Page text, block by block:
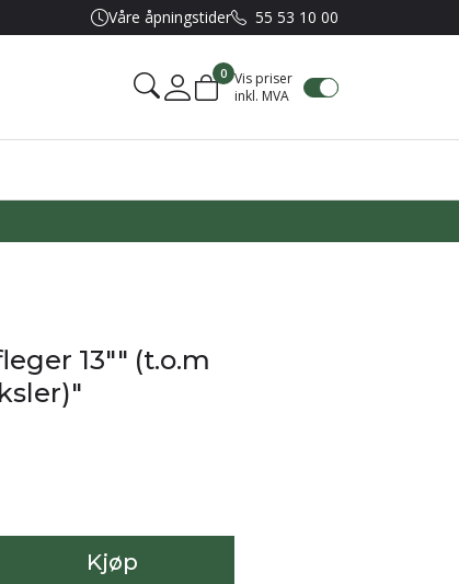
Våre åpningstider 55 53 10 00
Mine sider
0 Vis priser
inkl. MVA
13"" (t.o.m
Kjøp